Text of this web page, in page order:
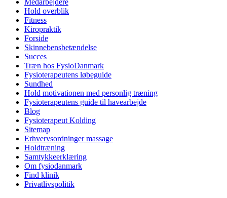
Medarbejdere
Hold overblik
Fitness
Kiropraktik
Forside
Skinnebensbetændelse
Succes
Træn hos FysioDanmark
Fysioterapeutens løbeguide
Sundhed
Hold motivationen med personlig træning
Fysioterapeutens guide til havearbejde
Blog
Fysioterapeut Kolding
Sitemap
Erhvervsordninger massage
Holdtræning
Samtykkeerklæring
Om fysiodanmark
Find klinik
Privatlivspolitik